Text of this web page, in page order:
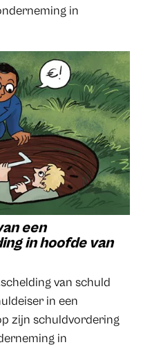
in
een
in hoofde van
van schuld
in een
zijn schuldvordering
in